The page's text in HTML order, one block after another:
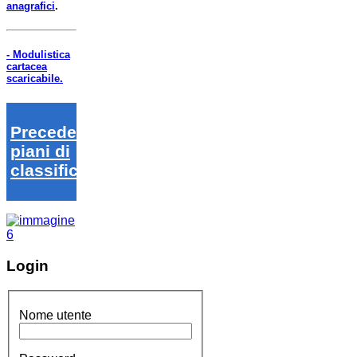
anagrafici.
- Modulistica
cartacea
scaricabile.
Precedenti
piani di
classifica
Login
Nome utente